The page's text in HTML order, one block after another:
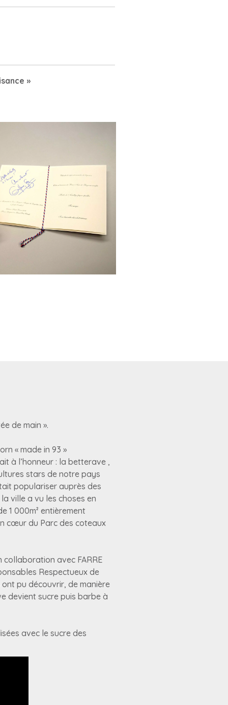
»
de main ».
« made in 93 »
à l’honneur : la betterave ,
stars de notre pays
populariser auprès des
ville a vu les choses en
1 000m² entièrement
cœur du Parc des coteaux
avec FARRE
Respectueux de
ont pu découvrir, de manière
devient sucre puis barbe à
avec le sucre des